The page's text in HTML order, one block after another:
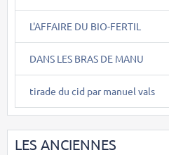
L'AFFAIRE DU BIO-FERTIL
DANS LES BRAS DE MANU
tirade du cid par manuel vals
LES ANCIENNES